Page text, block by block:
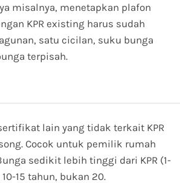
misalnya, menetapkan plafon
KPR existing harus sudah
satu cicilan, suku bunga
terpisah.
lain yang tidak terkait KPR
Cocok untuk pemilik rumah
sedikit lebih tinggi dari KPR (1-
15 tahun, bukan 20.